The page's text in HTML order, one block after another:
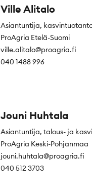
Ville Alitalo
Asiantuntija,
ProAgria Etelä-Suomi
ville.alitalo@proagria.fi
040 1488 996
Jouni Huhtala
Asiantuntija, talous- ja
ProAgria Keski-Pohjanmaa
jouni.huhtala@proagria.fi
040 512 3703